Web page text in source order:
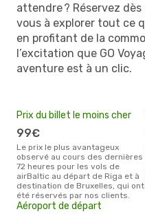
attendre ? Réservez
vous à explorer tout ce
en profitant de la
l’excitation que GO
aventure est à un clic.
Prix du billet le moins cher
99€
Le prix le plus avantageux
observé au cours des dernières
72 heures pour les vols de
airBaltic au départ de Riga et à
destination de Bruxelles, qui ont
été réservés par nos clients.
Aéroport de départ